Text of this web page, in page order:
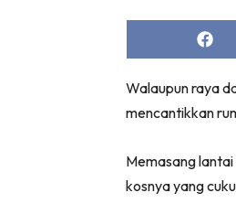
Share
on
Walaupun raya
mencantikkan
Memasang
kosnya yang